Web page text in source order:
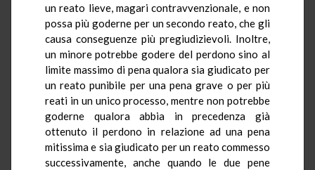
un reato lieve, magari contravvenzionale, e non
possa più goderne per un secondo reato, che gli
causa conseguenze più pregiudizievoli. Inoltre,
un minore potrebbe godere del perdono sino al
limite massimo di pena qualora sia giudicato per
un reato punibile per una pena grave o per più
reati in un unico processo, mentre non potrebbe
goderne qualora abbia in precedenza già
ottenuto il perdono in relazione ad una pena
mitissima e sia giudicato per un reato commesso
successivamente, anche quando le due pene